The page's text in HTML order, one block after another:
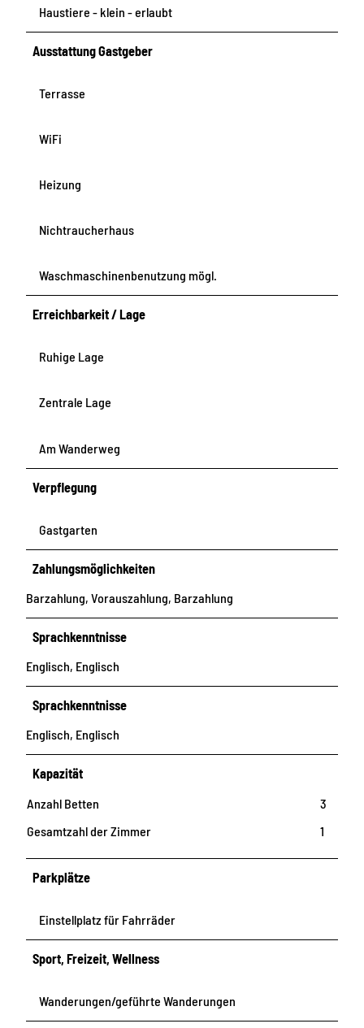
Haustiere - klein - erlaubt
Ausstattung Gastgeber
Terrasse
WiFi
Heizung
Nichtraucherhaus
Waschmaschinenbenutzung mögl.
Erreichbarkeit / Lage
Ruhige Lage
Zentrale Lage
Am Wanderweg
Verpflegung
Gastgarten
Zahlungsmöglichkeiten
Barzahlung, Vorauszahlung, Barzahlung
Sprachkenntnisse
Englisch, Englisch
Sprachkenntnisse
Englisch, Englisch
Kapazität
Anzahl Betten
3
Gesamtzahl der Zimmer
1
Parkplätze
Einstellplatz für Fahrräder
Sport, Freizeit, Wellness
Wanderungen/geführte Wanderungen